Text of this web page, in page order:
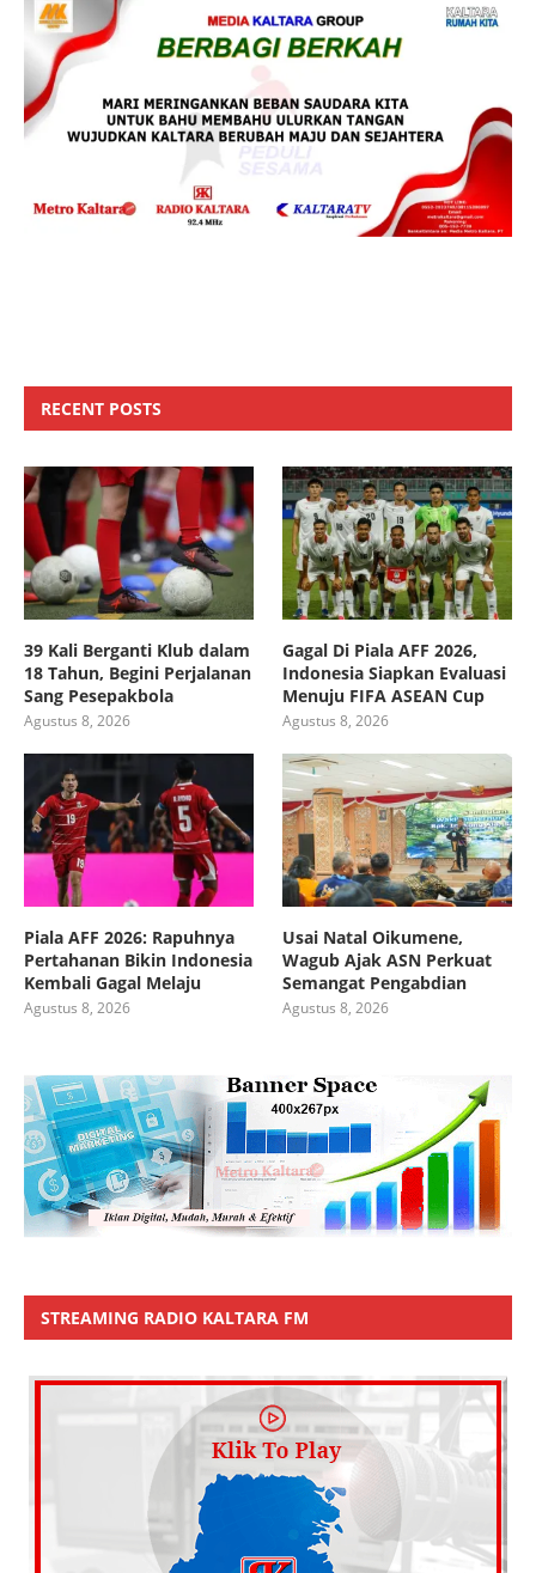
RECENT POSTS
39 Kali Berganti Klub dalam
18 Tahun, Begini Perjalanan
Sang Pesepakbola
Agustus 8, 2026
Gagal Di Piala AFF 2026,
Indonesia Siapkan Evaluasi
Menuju FIFA ASEAN Cup
Agustus 8, 2026
Piala AFF 2026: Rapuhnya
Pertahanan Bikin Indonesia
Kembali Gagal Melaju
Agustus 8, 2026
Usai Natal Oikumene,
Wagub Ajak ASN Perkuat
Semangat Pengabdian
Agustus 8, 2026
STREAMING RADIO KALTARA FM